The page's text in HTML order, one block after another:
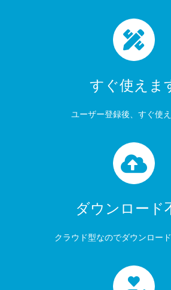
すぐ使えま
ユーザー登録後、すぐ使え
ダウンロード
クラウド型なのでダウンロード